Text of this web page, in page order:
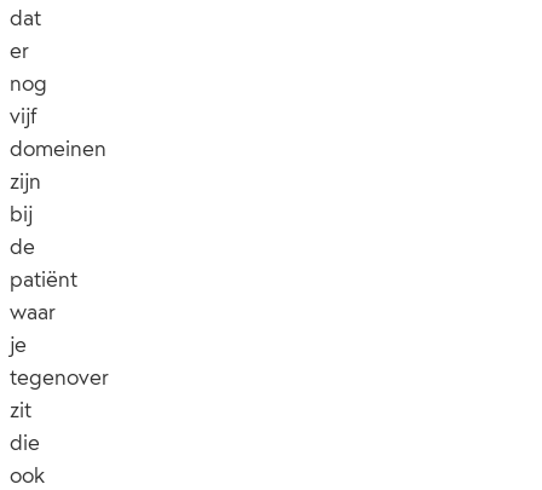
dat
er
nog
vijf
domeinen
zijn
bij
de
patiënt
waar
je
tegenover
zit
die
ook